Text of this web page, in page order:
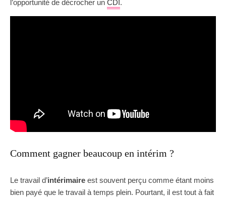
l’opportunité de décrocher un CDI.
Comment gagner beaucoup en intérim ?
Le travail d’intérimaire est souvent perçu comme étant moins
bien payé que le travail à temps plein. Pourtant, il est tout à fait